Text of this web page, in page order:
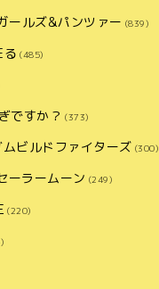
ールズ&パンツァー (839)
る (485)
ですか？ (373)
ムビルドファイターズ (300)
ーラームーン (249)
(220)